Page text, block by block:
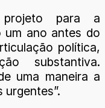
para a
um ano antes do
política,
substantiva.
uma maneira a
urgentes”.